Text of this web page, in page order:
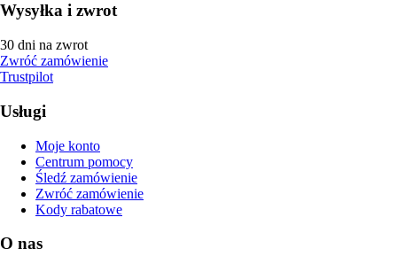
Wysyłka i zwrot
30 dni na zwrot
Zwróć zamówienie
Trustpilot
Usługi
Moje konto
Centrum pomocy
Śledź zamówienie
Zwróć zamówienie
Kody rabatowe
O nas